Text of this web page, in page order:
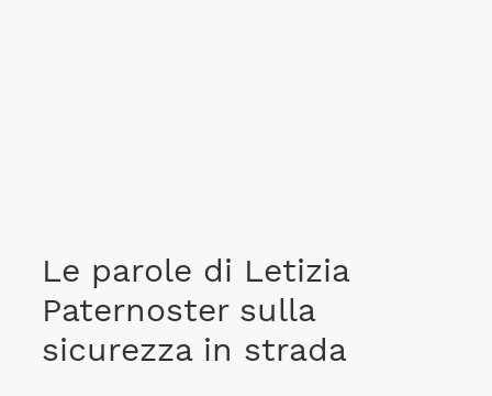
Le parole di Letizia
Paternoster sulla
sicurezza in strada